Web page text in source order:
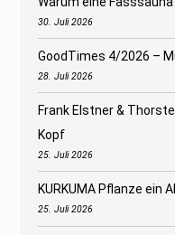
30. Juli 2026
GoodTimes 4/2026 –
28. Juli 2026
Frank Elstner &
Kopf
25. Juli 2026
KURKUMA Pflanze ein
25. Juli 2026